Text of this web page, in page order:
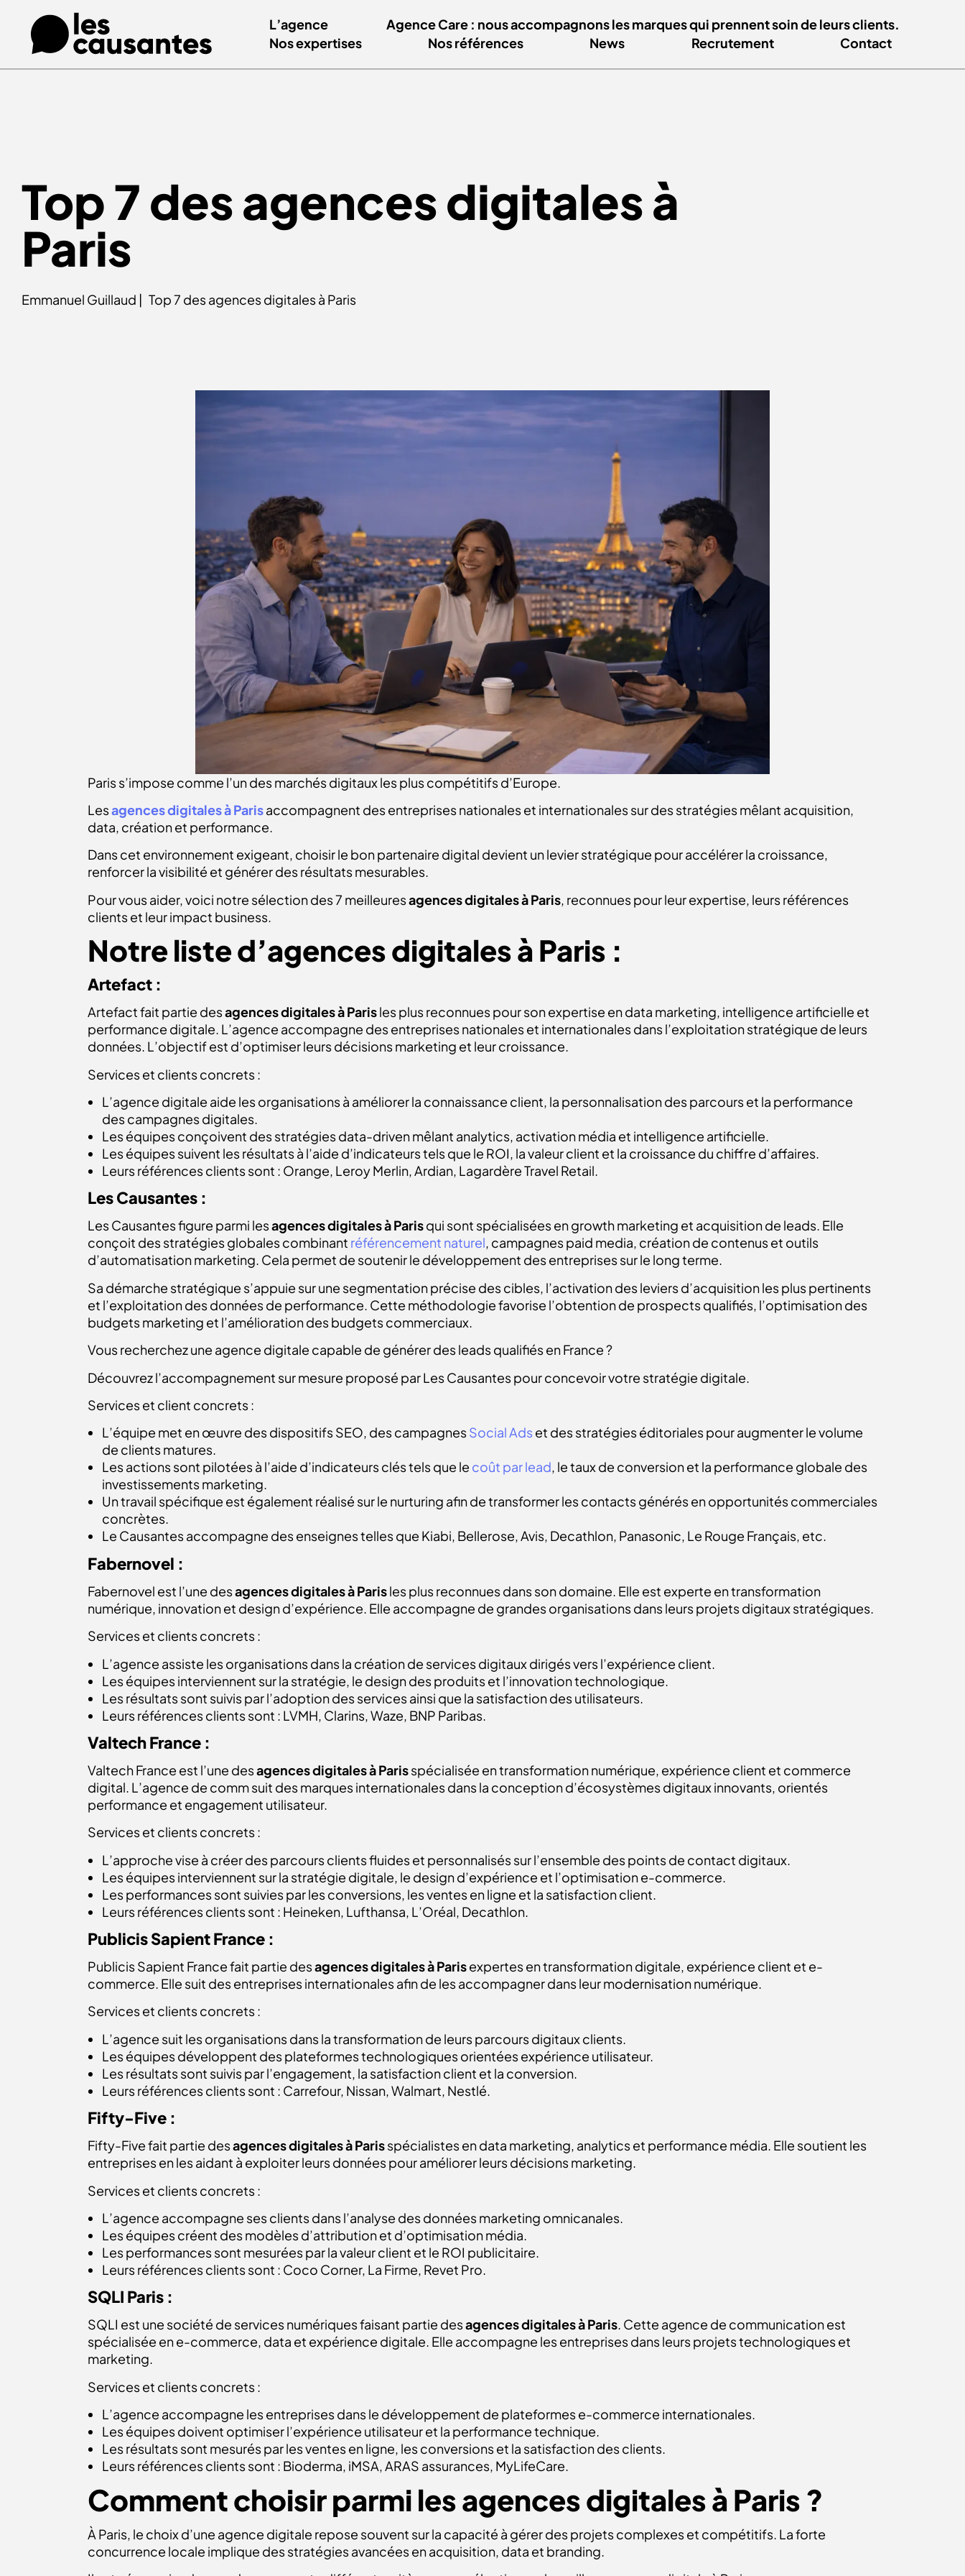
L’agence
Agence Care : nous accompagnons les marques qui prennent soin de leurs clients.
Nos expertises
Nos références News Recrutement Contact
Top 7 des agences digitales à
Paris
Emmanuel Guillaud | Top 7 des agences digitales à Paris
Paris s’impose comme l’un des marchés digitaux les plus compétitifs d’Europe.
Lesagences digitales à Parisaccompagnent des entreprises nationales et internationales sur des stratégies mêlant acquisition,
data, création et performance.
Dans cet environnement exigeant, choisir le bon partenaire digital devient un levier stratégique pour accélérer la croissance,
renforcer la visibilité et générer des résultats mesurables.
Pour vous aider, voici notre sélection des 7 meilleuresagences digitales à Paris, reconnues pour leur expertise, leurs références
clients et leur impact business.
Notre liste d’agences digitales à Paris :
Artefact :
Artefact fait partie desagences digitales à Parisles plus reconnues pour son expertise en data marketing, intelligence artificielle et
performance digitale. L’agence accompagne des entreprises nationales et internationales dans l’exploitation stratégique de leurs
données. L’objectif est d’optimiser leurs décisions marketing et leur croissance.
Services et clients concrets :
L’agence digitale aide les organisations à améliorer la connaissance client, la personnalisation des parcours et la performance
des campagnes digitales.
Les équipes conçoivent des stratégies data-driven mêlant analytics, activation média et intelligence artificielle.
Les équipes suivent les résultats à l’aide d’indicateurs tels que le ROI, la valeur client et la croissance du chiffre d’affaires.
Leurs références clients sont : Orange, Leroy Merlin, Ardian, Lagardère Travel Retail.
Les Causantes :
Les Causantes figure parmi lesagences digitales à Parisqui sont spécialisées en growth marketing et acquisition de leads. Elle
conçoit des stratégies globales combinant référencement naturel, campagnes paid media, création de contenus et outils
d’automatisation marketing. Cela permet de soutenir le développement des entreprises sur le long terme.
Sa démarche stratégique s’appuie sur une segmentation précise des cibles, l’activation des leviers d’acquisition les plus pertinents
et l’exploitation des données de performance. Cette méthodologie favorise l’obtention de prospects qualifiés, l’optimisation des
budgets marketing et l’amélioration des budgets commerciaux.
Vous recherchez une agence digitale capable de générer des leads qualifiés en France ?
Découvrez l’accompagnement sur mesure proposé par Les Causantes pour concevoir votre stratégie digitale.
Services et client concrets :
L’équipe met en œuvre des dispositifs SEO, des campagnesSocial Ads et des stratégies éditoriales pour augmenter le volume
de clients matures.
Les actions sont pilotées à l’aide d’indicateurs clés tels que le coût par lead, le taux de conversion et la performance globale des
investissements marketing.
Un travail spécifique est également réalisé sur le nurturing afin de transformer les contacts générés en opportunités commerciales
concrètes.
Le Causantes accompagne des enseignes telles que Kiabi, Bellerose, Avis, Decathlon, Panasonic, Le Rouge Français, etc.
Fabernovel :
Fabernovel est l’une desagences digitales à Parisles plus reconnues dans son domaine. Elle est experte en transformation
numérique, innovation et design d’expérience. Elle accompagne de grandes organisations dans leurs projets digitaux stratégiques.
Services et clients concrets :
L’agence assiste les organisations dans la création de services digitaux dirigés vers l’expérience client.
Les équipes interviennent sur la stratégie, le design des produits et l’innovation technologique.
Les résultats sont suivis par l’adoption des services ainsi que la satisfaction des utilisateurs.
Leurs références clients sont : LVMH, Clarins, Waze, BNP Paribas.
Valtech France :
Valtech France est l’une desagences digitales à Parisspécialisée en transformation numérique, expérience client et commerce
digital. L’agence de comm suit des marques internationales dans la conception d’écosystèmes digitaux innovants, orientés
performance et engagement utilisateur.
Services et clients concrets :
L’approche vise à créer des parcours clients fluides et personnalisés sur l’ensemble des points de contact digitaux.
Les équipes interviennent sur la stratégie digitale, le design d’expérience et l’optimisation e-commerce.
Les performances sont suivies par les conversions, les ventes en ligne et la satisfaction client.
Leurs références clients sont : Heineken, Lufthansa, L’Oréal, Decathlon.
Publicis Sapient France :
Publicis Sapient France fait partie desagences digitales à Parisexpertes en transformation digitale, expérience client et e-
commerce. Elle suit des entreprises internationales afin de les accompagner dans leur modernisation numérique.
Services et clients concrets :
L’agence suit les organisations dans la transformation de leurs parcours digitaux clients.
Les équipes développent des plateformes technologiques orientées expérience utilisateur.
Les résultats sont suivis par l’engagement, la satisfaction client et la conversion.
Leurs références clients sont : Carrefour, Nissan, Walmart, Nestlé.
Fifty-Five :
Fifty-Five fait partie desagences digitales à Parisspécialistes en data marketing, analytics et performance média. Elle soutient les
entreprises en les aidant à exploiter leurs données pour améliorer leurs décisions marketing.
Services et clients concrets :
L’agence accompagne ses clients dans l’analyse des données marketing omnicanales.
Les équipes créent des modèles d’attribution et d’optimisation média.
Les performances sont mesurées par la valeur client et le ROI publicitaire.
Leurs références clients sont : Coco Corner, La Firme, Revet Pro.
SQLI Paris :
SQLI est une société de services numériques faisant partie desagences digitales à Paris. Cette agence de communication est
spécialisée en e-commerce, data et expérience digitale. Elle accompagne les entreprises dans leurs projets technologiques et
marketing.
Services et clients concrets :
L’agence accompagne les entreprises dans le développement de plateformes e-commerce internationales.
Les équipes doivent optimiser l’expérience utilisateur et la performance technique.
Les résultats sont mesurés par les ventes en ligne, les conversions et la satisfaction des clients.
Leurs références clients sont : Bioderma, iMSA, ARAS assurances, MyLifeCare.
Comment choisir parmi les agences digitales à Paris ?
À Paris, le choix d’une agence digitale repose souvent sur la capacité à gérer des projets complexes et compétitifs. La forte
concurrence locale implique des stratégies avancées en acquisition, data et branding.